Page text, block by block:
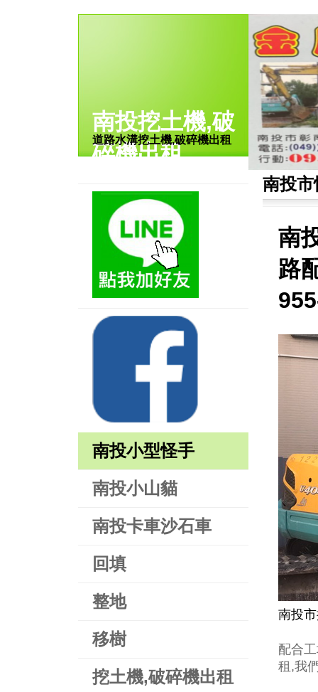
南投挖土機,破
碎機出租
道路水溝挖土機,破碎機出租
南投小型怪手
南投小山貓
南投卡車沙石車
回填
整地
移樹
挖土機,破碎機出租
南投
南
路
南投
配合
租,我